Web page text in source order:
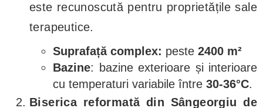
este recunoscută pentru proprietățile sale
terapeutice.
Suprafață complex: peste 2400 m²
Bazine: bazine exterioare și interioare
cu temperaturi variabile între 30-36°C.
Biserica reformată din Sângeorgiu de